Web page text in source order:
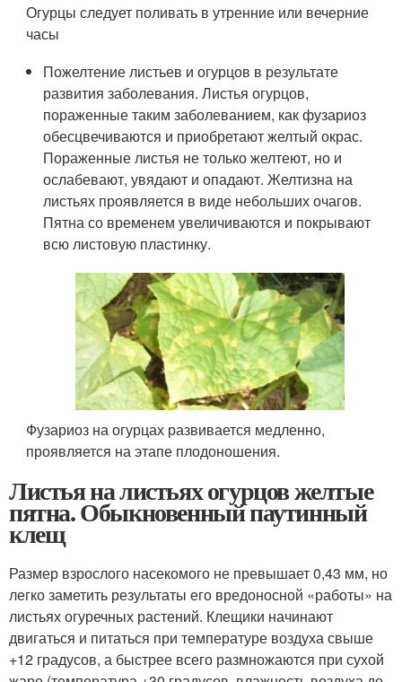
Огурцы следует поливать в утренние или вечерние
часы
Пожелтение листьев и огурцов в результате
развития заболевания. Листья огурцов,
пораженные таким заболеванием, как фузариоз
обесцвечиваются и приобретают желтый окрас.
Пораженные листья не только желтеют, но и
ослабевают, увядают и опадают. Желтизна на
листьях проявляется в виде небольших очагов.
Пятна со временем увеличиваются и покрывают
всю листовую пластинку.
Фузариоз на огурцах развивается медленно,
проявляется на этапе плодоношения.
Листья на листьях огурцов желтые
пятна. Обыкновенный паутинный
клещ
Размер взрослого насекомого не превышает 0,43 мм, но
легко заметить результаты его вредоносной «работы» на
листьях огуречных растений. Клещики начинают
двигаться и питаться при температуре воздуха свыше
+12 градусов, а быстрее всего размножаются при сухой